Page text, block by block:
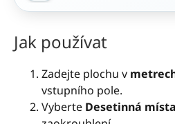
Jak používat
Zadejte plochu v
vstupního pole.
Vyberte Desetinná místa